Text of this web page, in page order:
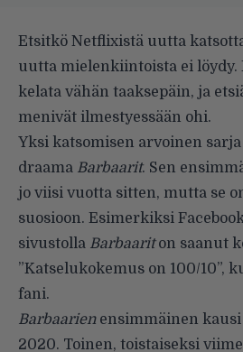
Etsitkö Netflixistä uutta
uutta mielenkiintoista ei löydy.
kelata vähän taaksepäin, ja
menivät ilmestyessään ohi.
Yksi katsomisen arvoinen
draama Barbaarit. Sen
jo viisi vuotta sitten, mutta se
suosioon. Esimerkiksi
sivustolla Barbaariton saanut
”Katselukokemus on 100/10”,
fani.
Barbaarienensimmäinen
2020. Toinen, toistaiseksi